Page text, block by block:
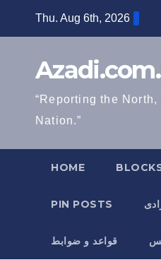
Thu. Aug 6th, 2026
“Reporting the
Nation.”
HOME
PIN POSTS
قواعد و ضوابط